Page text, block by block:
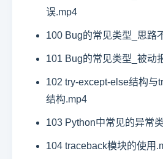
误.mp4
100 Bug的常见类型_思路
101 Bug的常见类型_被动
102 try-except-else结构与
结构.mp4
103 Python中常见的异常
104 traceback模块的使用